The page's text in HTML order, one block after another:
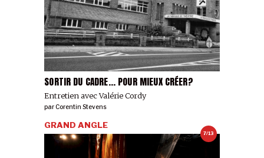
SORTIR DU CADRE... POUR MIEUX CRÉER?
Entretien avec Valérie Cordy
parCorentin Stevens
7/13
GRAND ANGLE